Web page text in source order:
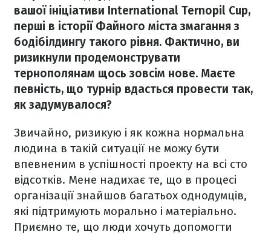
вашої ініціативи International Ternopil Cup,
перші в історії Файного міста змагання з
бодібілдингу такого рівня. Фактично, ви
ризикнули продемонструвати
тернополянам щось зовсім нове. Маєте
певність, що турнір вдасться провести так,
як задумувалося?
Звичайно, ризикую і як кожна нормальна
людина в такій ситуації не можу бути
впевненим в успішності проекту на всі сто
відсотків. Мене надихає те, що в процесі
організації знайшов багатьох однодумців,
які підтримують морально і матеріально.
Приємно те, що люди хочуть допомогти